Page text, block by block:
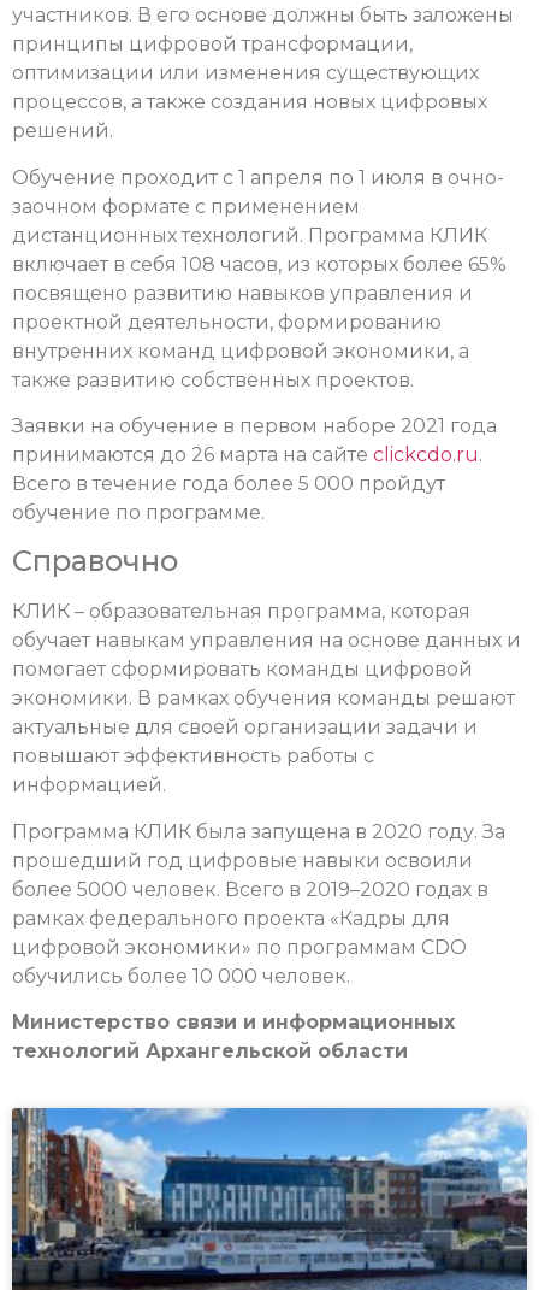
участников. В его основе должны быть заложены
принципы цифровой трансформации,
оптимизации или изменения существующих
процессов, а также создания новых цифровых
решений.
Обучение проходит с 1 апреля по 1 июля в очно-
заочном формате с применением
дистанционных технологий. Программа КЛИК
включает в себя 108 часов, из которых более 65%
посвящено развитию навыков управления и
проектной деятельности, формированию
внутренних команд цифровой экономики, а
также развитию собственных проектов.
Заявки на обучение в первом наборе 2021 года
принимаются до 26 марта на сайте clickcdo.ru.
Всего в течение года более 5 000 пройдут
обучение по программе.
Справочно
КЛИК – образовательная программа, которая
обучает навыкам управления на основе данных и
помогает сформировать команды цифровой
экономики. В рамках обучения команды решают
актуальные для своей организации задачи и
повышают эффективность работы с
информацией.
Программа КЛИК была запущена в 2020 году. За
прошедший год цифровые навыки освоили
более 5000 человек. Всего в 2019–2020 годах в
рамках федерального проекта «Кадры для
цифровой экономики» по программам CDO
обучились более 10 000 человек.
Министерство связи и информационных
технологий Архангельской области